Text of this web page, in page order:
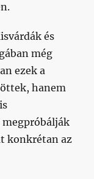
és
még
ezek a
hanem
megpróbálják
konkrétan az